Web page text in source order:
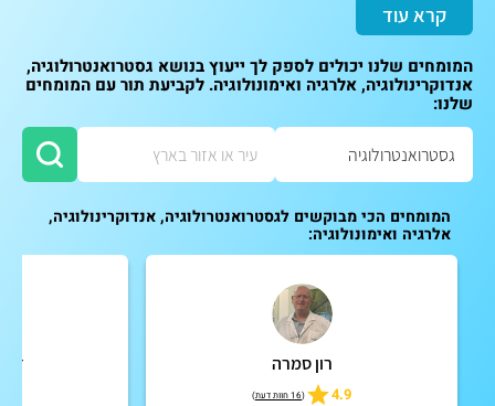
קרא עוד
המומחים שלנו יכולים לספק לך ייעוץ בנושא גסטרואנטרולוגיה,
אנדוקרינולוגיה, אלרגיה ואימונולוגיה. לקביעת תור עם המומחים
שלנו:
המומחים הכי מבוקשים לגסטרואנטרולוגיה, אנדוקרינולוגיה,
אלרגיה ואימונולוגיה:
רון סמרה
4.9
(16 חוות דעת )